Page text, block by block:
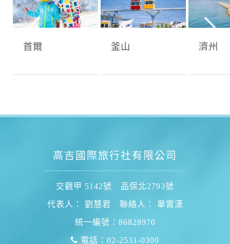
首爾 釜山 濟州
高吉國際旅行社有限公司
交觀甲 5142號 品保北2793號
代表人： 劉慧君 聯絡人： 單霄漢
統一編號：86828970
電話：02-2531-0300